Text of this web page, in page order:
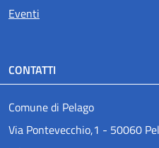
Eventi
CONTATTI
Comune di Pelago
Via Pontevecchio,1 - 50060